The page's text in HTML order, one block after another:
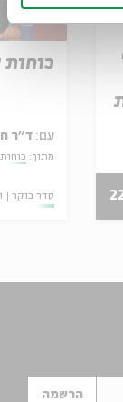
עם: ד"ר
מתוך:
סדר בוקר
הרשמה